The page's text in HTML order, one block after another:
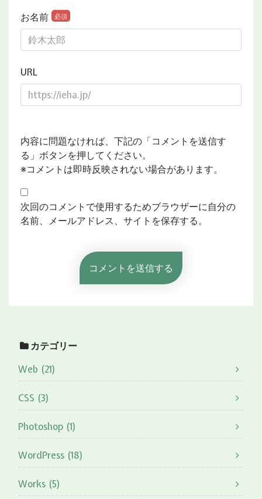
お名前 必須
URL
内容に問題なければ、下記の「コメントを送信す
る」ボタンを押してください。
※コメントは即時反映されない場合があります。
次回のコメントで使用するためブラウザーに自分の
名前、メールアドレス、サイトを保存する。
カテゴリー
Web (21)
CSS (3)
Photoshop (1)
WordPress (18)
Works (5)